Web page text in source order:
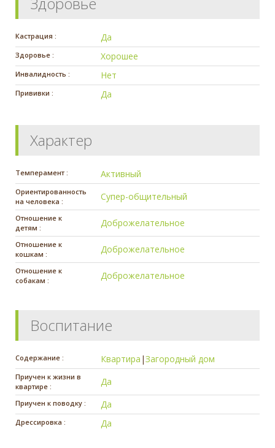
Кастрация : Да
Здоровье : Хорошее
Инвалидность : Нет
Прививки : Да
Характер
Темперамент : Активный
Ориентированность
на человека :
Супер-общительный
Отношение к
детям :
Доброжелательное
Отношение к
кошкам :
Доброжелательное
Отношение к
собакам :
Доброжелательное
Воспитание
Содержание : Квартира |Загородный дом
Приучен к жизни в
квартире :
Да
Приучен к поводку : Да
Дрессировка : Да